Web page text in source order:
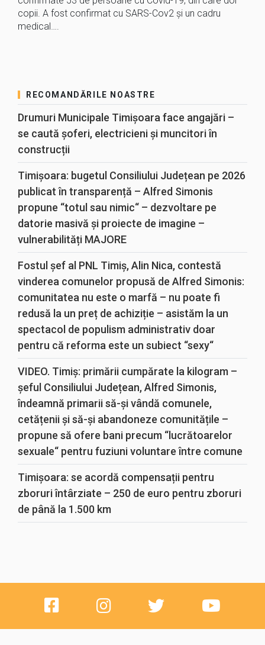
copii. A fost confirmat cu SARS-Cov2 și un cadru
medical….
RECOMANDĂRILE NOASTRE
Drumuri Municipale Timișoara face angajări –
se caută șoferi, electricieni și muncitori în
construcții
Timișoara: bugetul Consiliului Județean pe 2026
publicat în transparență – Alfred Simonis
propune “totul sau nimic“ – dezvoltare pe
datorie masivă și proiecte de imagine –
vulnerabilități MAJORE
Fostul șef al PNL Timiș, Alin Nica, contestă
vinderea comunelor propusă de Alfred Simonis:
comunitatea nu este o marfă – nu poate fi
redusă la un preț de achiziție – asistăm la un
spectacol de populism administrativ doar
pentru că reforma este un subiect “sexy“
VIDEO. Timiș: primării cumpărate la kilogram –
șeful Consiliului Județean, Alfred Simonis,
îndeamnă primarii să-și vândă comunele,
cetățenii și să-și abandoneze comunitățile –
propune să ofere bani precum “lucrătoarelor
sexuale“ pentru fuziuni voluntare între comune
Timișoara: se acordă compensații pentru
zboruri întârziate – 250 de euro pentru zboruri
de până la 1.500 km